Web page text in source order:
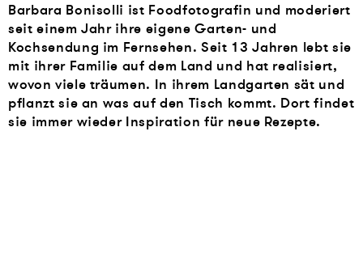
Barbara Bonisolli ist Foodfotografin und moderiert
seit einem Jahr ihre eigene Garten- und
Kochsendung im Fernsehen. Seit 13 Jahren lebt sie
mit ihrer Familie auf dem Land und hat realisiert,
wovon viele träumen. In ihrem Landgarten sät und
pflanzt sie an was auf den Tisch kommt. Dort findet
sie immer wieder Inspiration für neue Rezepte.